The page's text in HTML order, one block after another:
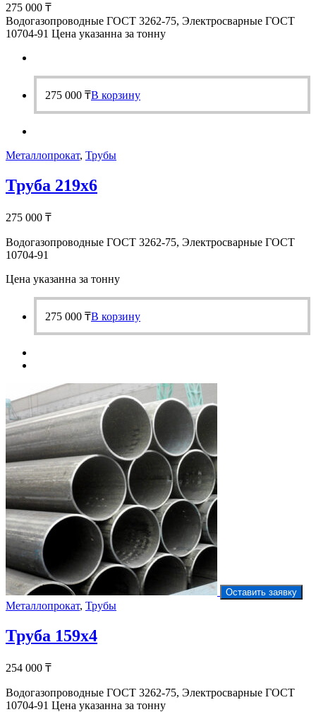
275 000 ₸
Водогазопроводные ГОСТ 3262-75, Электросварные ГОСТ
10704-91 Цена указанна за тонну
275 000 ₸В корзину
Металлопрокат, Трубы
Труба 219х6
275 000 ₸
Водогазопроводные ГОСТ 3262-75, Электросварные ГОСТ
10704-91
Цена указанна за тонну
275 000 ₸В корзину
Оставить заявку
Металлопрокат, Трубы
Труба 159х4
254 000 ₸
Водогазопроводные ГОСТ 3262-75, Электросварные ГОСТ
10704-91 Цена указанна за тонну